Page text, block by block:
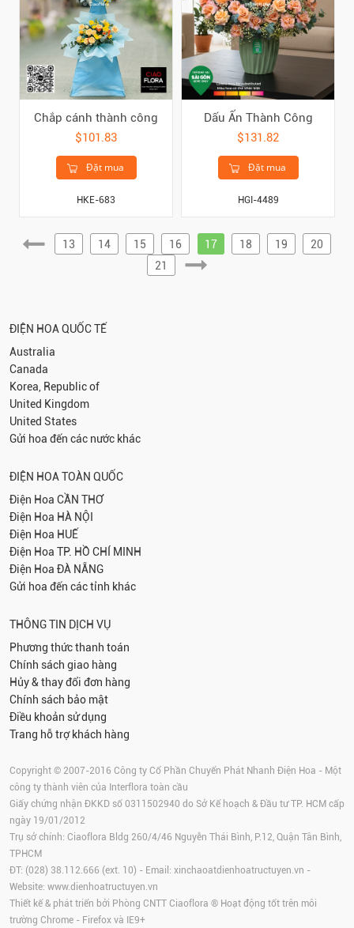
Chắp cánh thành công
$101.83
Đặt mua
HKE-683
Dấu Ấn Thành Công
$131.82
Đặt mua
HGI-4489
13 14 15 16 17 18 19
20
21
ĐIỆN HOA QUỐC TẾ
Australia
Canada
Korea, Republic of
United Kingdom
United States
Gửi hoa đến các nước khác
ĐIỆN HOA TOÀN QUỐC
Điện Hoa CẦN THƠ
Điện Hoa HÀ NỘI
Điện Hoa HUẾ
Điện Hoa TP. HỒ CHÍ MINH
Điện Hoa ĐÀ NẴNG
Gửi hoa đến các tỉnh khác
THÔNG TIN DỊCH VỤ
Phương thức thanh toán
Chính sách giao hàng
Hủy & thay đổi đơn hàng
Chính sách bảo mật
Điều khoản sử dụng
Trang hỗ trợ khách hàng
Copyright © 2007-2016 Công ty Cổ Phần Chuyển Phát Nhanh Điện Hoa - Một
công ty thành viên của Interflora toàn cầu
Giấy chứng nhận ĐKKD số 0311502940 do Sở Kế hoạch & Đầu tư TP. HCM cấp
ngày 19/01/2012
Trụ sở chính: Ciaoflora Bldg 260/4/46 Nguyễn Thái Bình, P.12, Quận Tân Bình,
TPHCM
ĐT: (028) 38.112.666 (ext. 10) - Email: xinchaoatdienhoatructuyen.vn -
Website: www.dienhoatructuyen.vn
Thiết kế & phát triển bởi Phòng CNTT Ciaoflora ® Hoạt động tốt trên môi
trường Chrome - Firefox và IE9+